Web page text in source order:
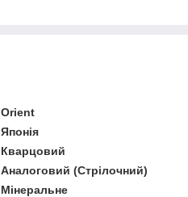
Orient
Японія
Кварцовий
Аналоговий (Стрілочний)
Мінеральне